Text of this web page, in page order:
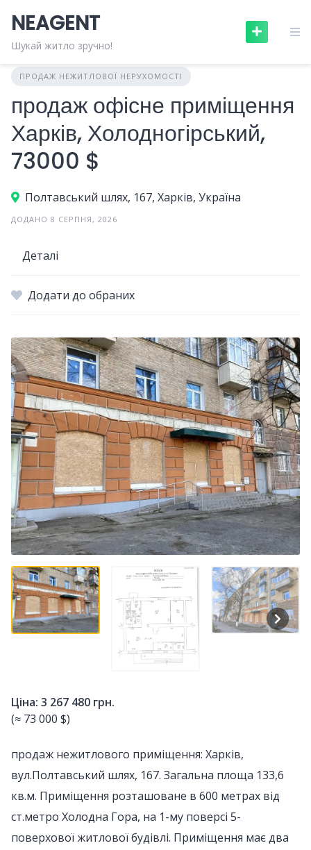
content
NEAGENT
Шукай житло зручно!
ПРОДАЖ НЕЖИТЛОВОЇ НЕРУХОМОСТІ
продаж офісне приміщення
Харків, Холодногірський,
73000 $
Полтавський шлях, 167, Харків, Україна
ДОДАНО 8 СЕРПНЯ, 2026
Деталі
Додати до обраних
Ціна: 3 267 480 грн.
(≈ 73 000 $)
продаж нежитлового приміщення: Харків,
вул.Полтавський шлях, 167. Загальна площа 133,6
кв.м. Приміщення розташоване в 600 метрах від
ст.метро Холодна Гора, на 1-му поверсі 5-
поверхової житлової будівлі. Приміщення має два